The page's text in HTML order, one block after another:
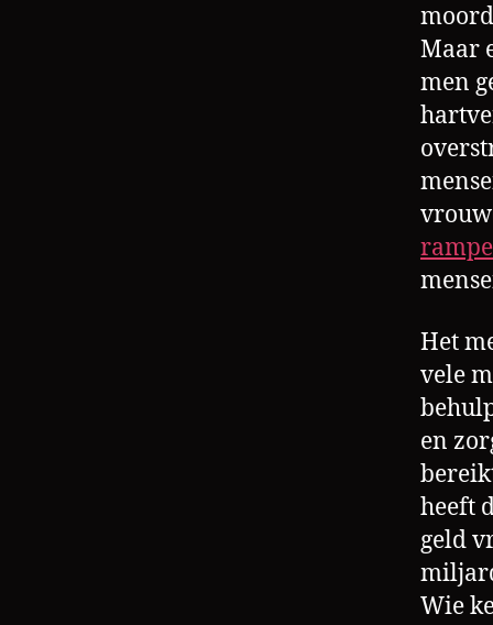
Maar
men
Het
vele
en
heeft
geld
Wie
b
el
d
,
bl
g
,
o
o
,
g
ri
e
k
e
nl
a